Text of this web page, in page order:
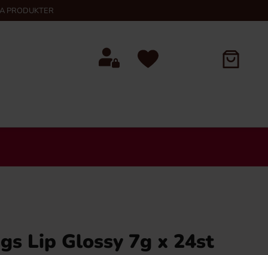
PRODUKTER
Lip Glossy 7g x 24st